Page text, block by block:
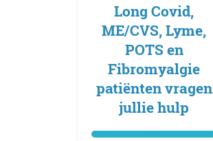
Long Covid,
ME/CVS, Lyme,
POTS en
Fibromyalgie
patiënten vragen
jullie hulp